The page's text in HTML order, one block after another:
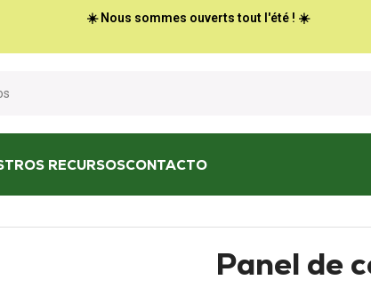
☀️ Nous sommes ouverts tout l'été ! ☀️
RECURSOSCONTACTO
Panel de